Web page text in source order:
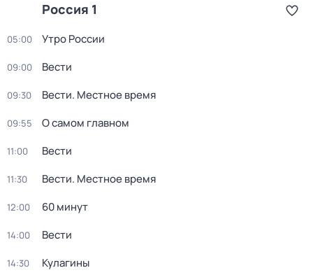
Россия 1
05:00 Утро России
09:00 Вести
09:30 Вести. Местное время
09:55 О самом главном
11:00 Вести
11:30 Вести. Местное время
12:00 60 минут
14:00 Вести
14:30 Кулагины